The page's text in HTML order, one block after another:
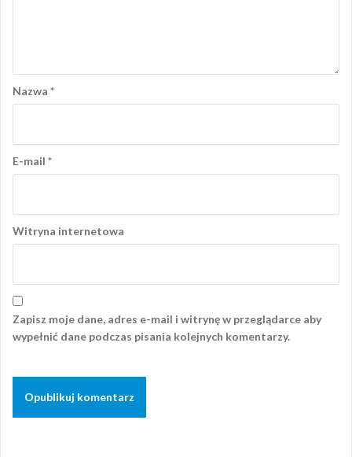
Nazwa *
E-mail *
Witryna internetowa
Zapisz moje dane, adres e-mail i witrynę w przeglądarce aby
wypełnić dane podczas pisania kolejnych komentarzy.